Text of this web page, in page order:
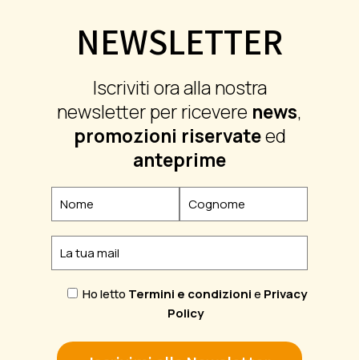
NEWSLETTER
Iscriviti ora alla nostra
newsletter per ricevere news,
promozioni riservateed
anteprime
Ho letto Termini e condizionie Privacy
Policy